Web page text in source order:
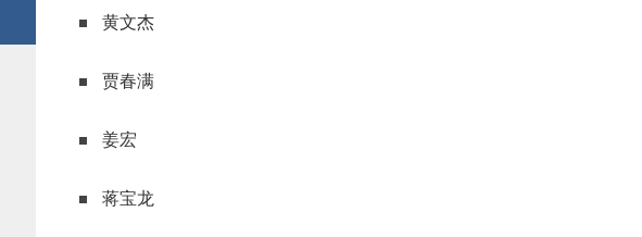
黄文杰
贾春满
姜宏
蒋宝龙